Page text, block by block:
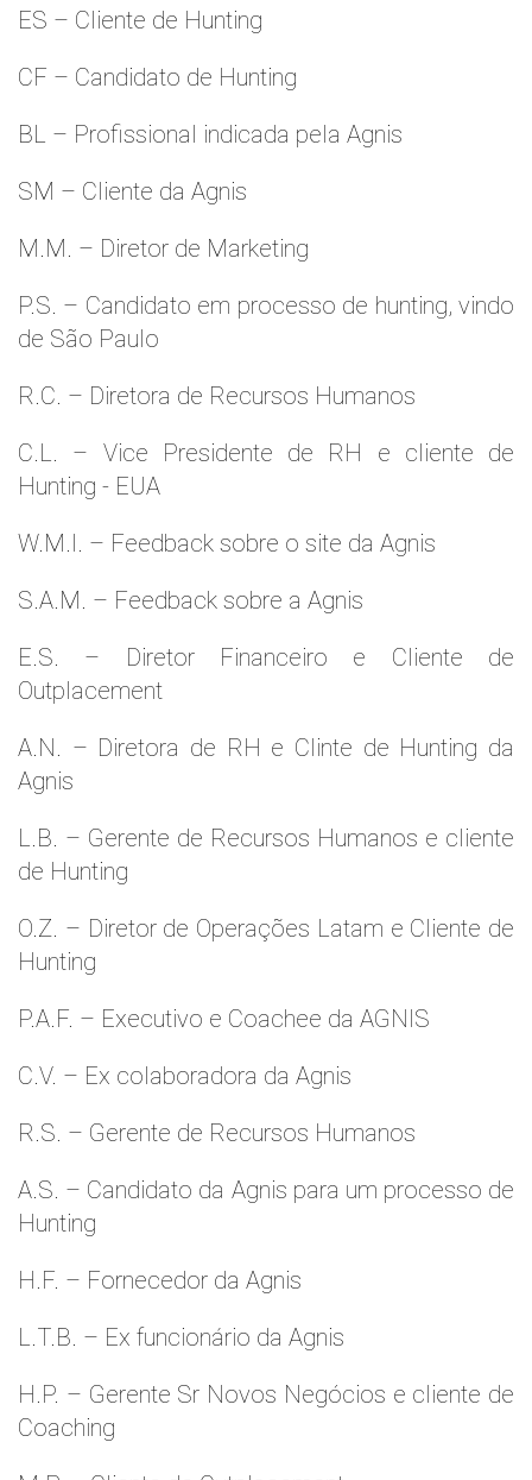
ES – Cliente de Hunting
CF – Candidato de Hunting
BL – Profissional indicada pela Agnis
SM – Cliente da Agnis
M.M. – Diretor de Marketing
P.S. – Candidato em processo de hunting, vindo
de São Paulo
R.C. – Diretora de Recursos Humanos
C.L. – Vice Presidente de RH e cliente de
Hunting - EUA
W.M.l. – Feedback sobre o site da Agnis
S.A.M. – Feedback sobre a Agnis
E.S. – Diretor Financeiro e Cliente de
Outplacement
A.N. – Diretora de RH e Clinte de Hunting da
Agnis
L.B. – Gerente de Recursos Humanos e cliente
de Hunting
O.Z. – Diretor de Operações Latam e Cliente de
Hunting
P.A.F. – Executivo e Coachee da AGNIS
C.V. – Ex colaboradora da Agnis
R.S. – Gerente de Recursos Humanos
A.S. – Candidato da Agnis para um processo de
Hunting
H.F. – Fornecedor da Agnis
L.T.B. – Ex funcionário da Agnis
H.P. – Gerente Sr Novos Negócios e cliente de
Coaching